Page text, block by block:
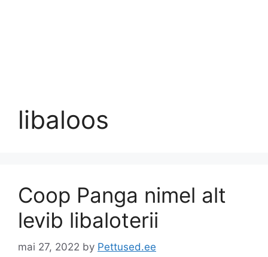
libaloos
Coop Panga nimel alt
levib libaloterii
mai 27, 2022 by Pettused.ee